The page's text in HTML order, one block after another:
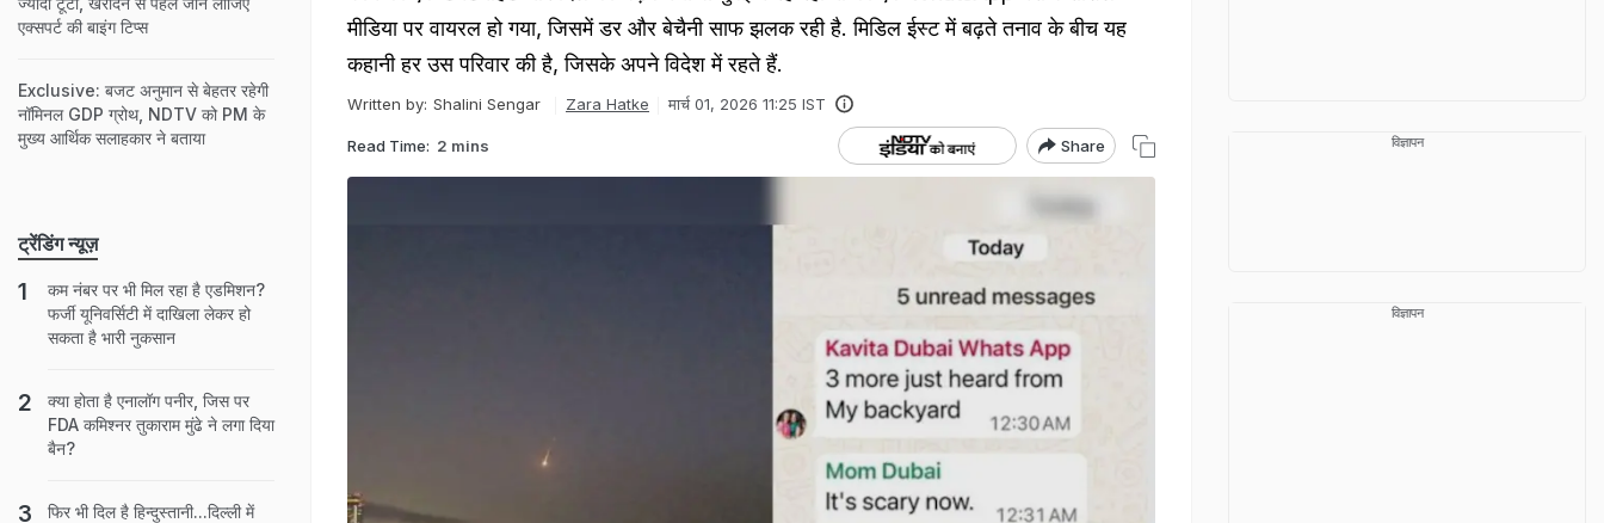
मीडिया पर वायरल हो गया, जिसमें डर और बेचैनी साफ झलक रही है. मिडिल ईस्ट में बढ़ते तनाव के बीच यह
कहानी हर उस परिवार की है, जिसके अपने विदेश में रहते हैं.
Written by: Shalini Sengar Zara Hatke मार्च 01, 2026 11:25 IST
Read Time: 2 mins Share
एक्सपर्ट की बाइंग टिप्स
Exclusive: बजट अनुमान से बेहतर रहेगी
नॉमिनल GDP ग्रोथ, NDTV को PM के
मुख्य आर्थिक सलाहकार ने बताया
ट्रेंडिंग न्यूज़
कम नंबर पर भी मिल रहा है एडमिशन?
फर्जी यूनिवर्सिटी में दाखिला लेकर हो
सकता है भारी नुकसान
क्या होता है एनालॉग पनीर, जिस पर
FDA कमिश्नर तुकाराम मुंढे ने लगा दिया
बैन?
फिर भी दिल है हिन्दुस्तानी...दिल्ली में
विज्ञापन
विज्ञापन